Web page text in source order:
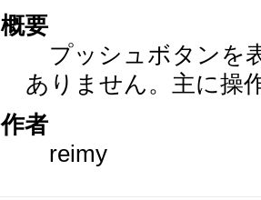
概要
プッシュボタンを
ありません。主に操
作者
reimy